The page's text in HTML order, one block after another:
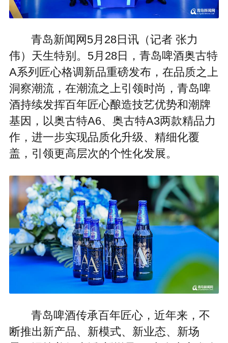
青岛新闻网5月28日讯（记者 张力
伟）天生特别。5月28日，青岛啤酒奥古特
A系列匠心格调新品重磅发布，在品质之上
洞察潮流，在潮流之上引领时尚，青岛啤
酒持续发挥百年匠心酿造技艺优势和潮牌
基因，以奥古特A6、奥古特A3两款精品力
作，进一步实现品质化升级、精细化覆
盖，引领更高层次的个性化发展。
青岛啤酒传承百年匠心，近年来，不
断推出新产品、新模式、新业态、新场